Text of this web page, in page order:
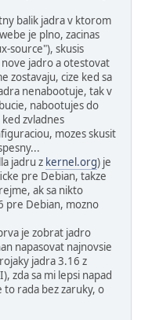
balik jadra v ktorom
je plno, zacinas
source"), skusis
jadro a otestovat
zostavaju, cize ked sa
nenabootuje, tak v
nabootujes do
zvladnes
mozes skusit
jadru z kernel.org) je
pre Debian, takze
ak sa nikto
pre Debian, mozno
je zobrat jadro
napasovat najnovsie
jadra 3.16 z
zda sa mi lepsi napad
to rada bez zaruky, o